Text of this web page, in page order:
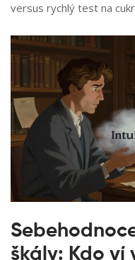
versus rychlý test na
škály: Kdo ví